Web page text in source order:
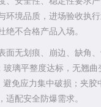
环境品质，进场验收执
绝不合格产品入场。
面无划痕、崩边、缺角、
玻璃平整度达标，无翘
避免应力集中破损；夹胶
适配安全防爆需求。